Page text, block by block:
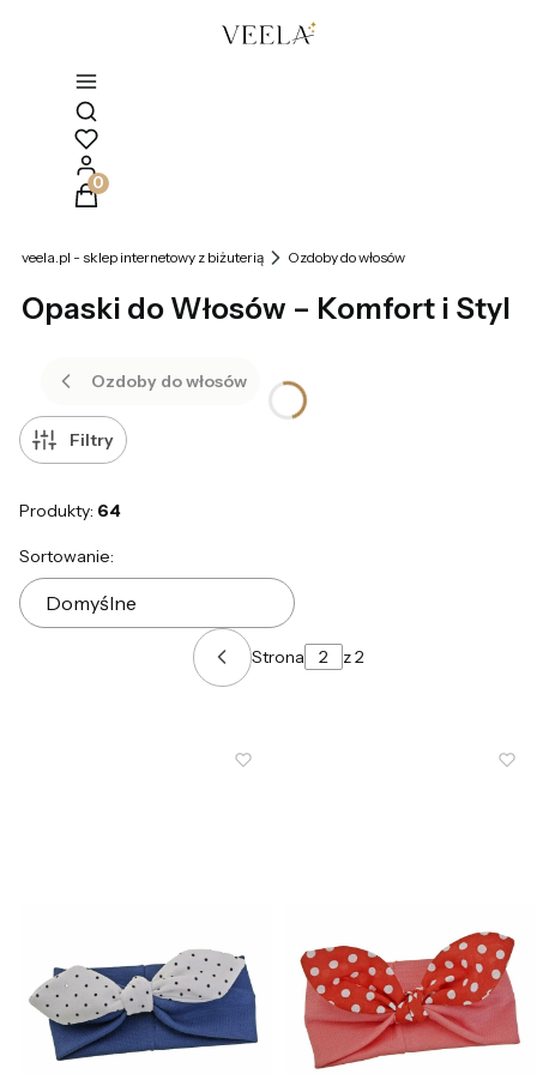
Otwórz wyszukiwarkę
Produkty w koszyku: 0. Zobacz szczegóły
veela.pl - sklep internetowy z biżuterią Ozdoby do włosów
Opaski do Włosów – Komfort i Styl
Ozdoby do włosów
Filtry
Produkty: 64
Lista produktów
Sortowanie:
Domyślne
Poprzednie produkty
Strona z 2